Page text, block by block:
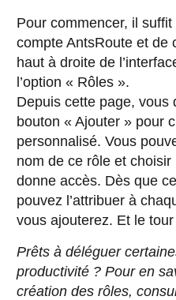
Pour commencer, il
compte AntsRoute et de
haut à droite de
l’option « Rôles ».
Depuis cette page, vous
bouton « Ajouter » pour
personnalisé. Vous
nom de ce rôle et
donne accès. Dès que
pouvez l’attribuer à
vous ajouterez. Et le
Prêts à déléguer
productivité ? Pour en
création des rôles,